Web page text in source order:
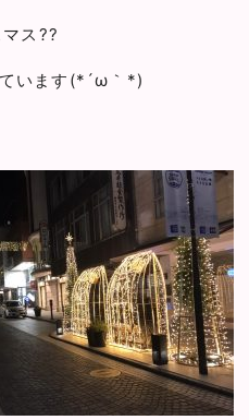
ス??
います(*´ω｀*)